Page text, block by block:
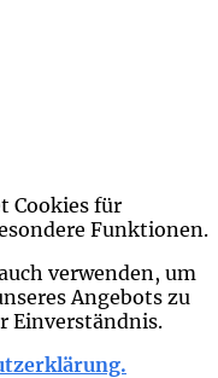
Cookies für
Funktionen.
verwenden, um
Angebots zu
Einverständnis.